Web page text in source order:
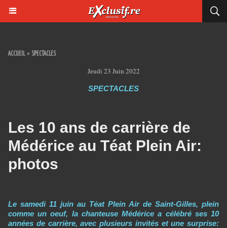
ACCUEIL > SPECTACLES
Jeudi 23 Juin 2022
SPECTACLES
Les 10 ans de carrière de
Médérice au Téat Plein Air:
photos
Le samedi 11 juin au Téat Plein Air de Saint-Gilles, plein
comme un oeuf, la chanteuse Médérice a célébré ses 10
années de carrière, avec plusieurs invités et une surprise: